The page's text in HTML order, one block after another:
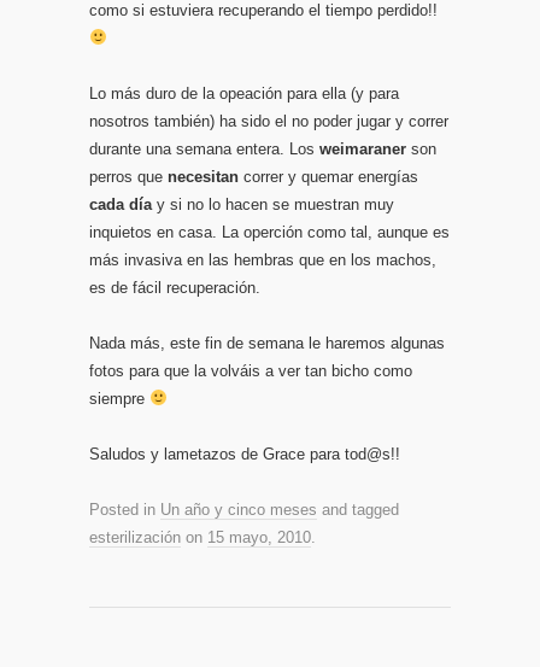
como si estuviera recuperando el tiempo perdido!!
Lo más duro de la opeación para ella (y para
nosotros también) ha sido el no poder jugar y correr
durante una semana entera. Los weimaraner son
perros que necesitan correr y quemar energías
cada día y si no lo hacen se muestran muy
inquietos en casa. La operción como tal, aunque es
más invasiva en las hembras que en los machos,
es de fácil recuperación.
Nada más, este fin de semana le haremos algunas
fotos para que la volváis a ver tan bicho como
siempre
Saludos y lametazos de Grace para tod@s!!
Posted in Un año y cinco meses and tagged
esterilización on 15 mayo, 2010.